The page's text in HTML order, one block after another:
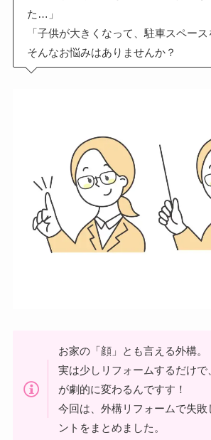
た…」
「子供が大きくなって、駐車スペース
そんなお悩みはありませんか？
お家の「顔」とも言える外構。
実は少しリフォームするだけで
が劇的に変わるんですす！
今回は、外構リフォームで失敗
ントをまとめました。